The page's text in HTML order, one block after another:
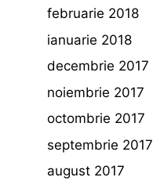
februarie 2018
ianuarie 2018
decembrie 2017
noiembrie 2017
octombrie 2017
septembrie 2017
august 2017